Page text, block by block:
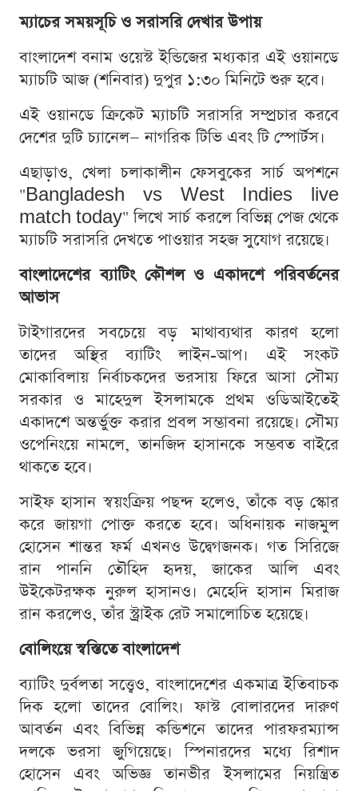
ম্যাচের সময়সূচি ও সরাসরি দেখার উপায়
বাংলাদেশ বনাম ওয়েস্ট ইন্ডিজের মধ্যকার এই ওয়ানডে
ম্যাচটি আজ (শনিবার) দুপুর ১:৩০ মিনিটে শুরু হবে।
এই ওয়ানডে ক্রিকেট ম্যাচটি সরাসরি সম্প্রচার করবে
দেশের দুটি চ্যানেল— নাগরিক টিভি এবং টি স্পোর্টস।
এছাড়াও, খেলা চলাকালীন ফেসবুকের সার্চ অপশনে
"Bangladesh vs West Indies live
match today" লিখে সার্চ করলে বিভিন্ন পেজ থেকে
ম্যাচটি সরাসরি দেখতে পাওয়ার সহজ সুযোগ রয়েছে।
বাংলাদেশের ব্যাটিং কৌশল ও একাদশে পরিবর্তনের
আভাস
টাইগারদের সবচেয়ে বড় মাথাব্যথার কারণ হলো
তাদের অস্থির ব্যাটিং লাইন-আপ। এই সংকট
মোকাবিলায় নির্বাচকদের ভরসায় ফিরে আসা সৌম্য
সরকার ও মাহেদুল ইসলামকে প্রথম ওডিআইতেই
একাদশে অন্তর্ভুক্ত করার প্রবল সম্ভাবনা রয়েছে। সৌম্য
ওপেনিংয়ে নামলে, তানজিদ হাসানকে সম্ভবত বাইরে
থাকতে হবে।
সাইফ হাসান স্বয়ংক্রিয় পছন্দ হলেও, তাঁকে বড় স্কোর
করে জায়গা পোক্ত করতে হবে। অধিনায়ক নাজমুল
হোসেন শান্তর ফর্ম এখনও উদ্বেগজনক। গত সিরিজে
রান পাননি তৌহিদ হৃদয়, জাকের আলি এবং
উইকেটরক্ষক নুরুল হাসানও। মেহেদি হাসান মিরাজ
রান করলেও, তাঁর স্ট্রাইক রেট সমালোচিত হয়েছে।
বোলিংয়ে স্বস্তিতে বাংলাদেশ
ব্যাটিং দুর্বলতা সত্ত্বেও, বাংলাদেশের একমাত্র ইতিবাচক
দিক হলো তাদের বোলিং। ফাস্ট বোলারদের দারুণ
আবর্তন এবং বিভিন্ন কন্ডিশনে তাদের পারফরম্যান্স
দলকে ভরসা জুগিয়েছে। স্পিনারদের মধ্যে রিশাদ
হোসেন এবং অভিজ্ঞ তানভীর ইসলামের নিয়ন্ত্রিত